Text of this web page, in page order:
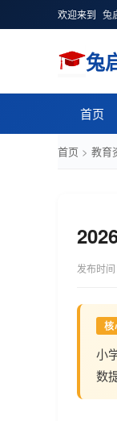
欢迎来到 兔
兔
首页
首页 > 教育
发布时间
核
小
数